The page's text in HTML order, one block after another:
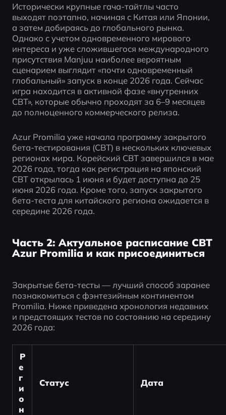
Исторически крупные гача-тайтлы часто
выходят поэтапно, начиная с Китая или Японии,
а затем добираясь до глобального рынка.
Однако с учетом одновременного мирового
интереса и уже сложившегося международного
присутствия Manjuu наиболее вероятным
сценарием выглядит «почти одновременный
глобальный» запуск в конце 2026 года. Сейчас
игра находится в активной фазе «внутренних
CBT», которые обычно проходят за 6–9 месяцев
до полноценного коммерческого релиза.
Azur Promilia уже начала программу закрытого
бета-тестирования (CBT) в нескольких ключевых
регионах мира. Корейский CBT завершился в мае
2026 года, тогда как регистрация на японский
CBT открылась 1 июня и будет доступна до 25
июня 2026 года. Кроме того, запуск закрытого
бета-теста для китайского региона ожидается в
середине 2026 года.
Часть 2: Актуальное расписание CBT
Azur Promilia и как присоединиться
Закрытые бета-тесты — лучший способ заранее
познакомиться с фэнтезийным континентом
Promilia. Ниже приведена хронология недавних
и предстоящих тестов по состоянию на середину
2026 года:
Р
е
г
и
о
н
Статус Дата